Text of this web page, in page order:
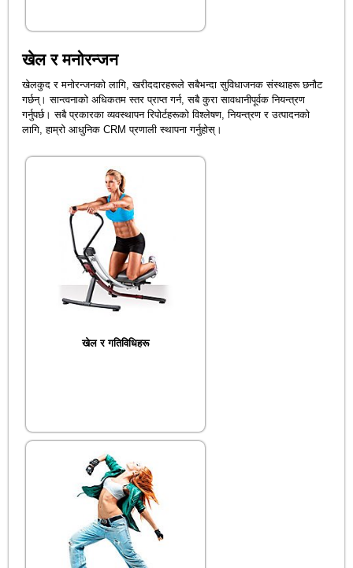
खेल र मनोरन्जन
खेलकुद र मनोरन्जनको लागि, खरीददारहरूले सबैभन्दा सुविधाजनक संस्थाहरू छनौट
गर्छन्। सान्त्वनाको अधिकतम स्तर प्राप्त गर्न, सबै कुरा सावधानीपूर्वक नियन्त्रण
गर्नुपर्छ। सबै प्रकारका व्यवस्थापन रिपोर्टहरूको विश्लेषण, नियन्त्रण र उत्पादनको
लागि, हाम्रो आधुनिक CRM प्रणाली स्थापना गर्नुहोस्।
खेल र गतिविधिहरू